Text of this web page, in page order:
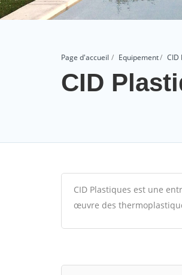
Page d'accueil Equipement CID
CID
CID Plastiques est une
œuvre des